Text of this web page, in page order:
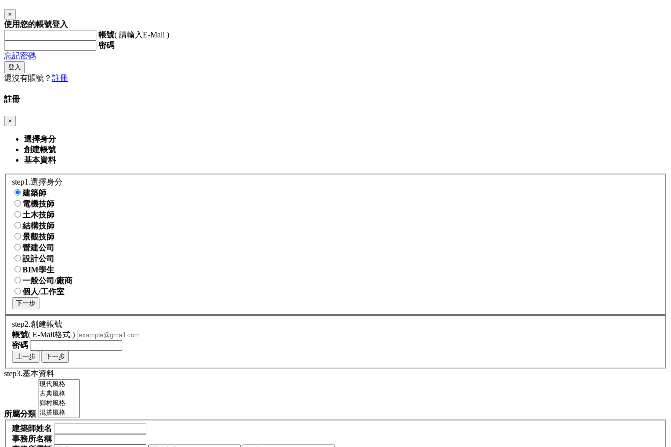
×
使用您的帳號登入
帳號( 請輸入E-Mail )
密碼
忘記密碼
登入
還沒有賬號？ 註冊
註冊
×
選擇身分
創建帳號
基本資料
step1.選擇身分
建築師
電機技師
土木技師
結構技師
景觀技師
營建公司
設計公司
BIM學生
一般公司/廠商
個人/工作室
下一步
step2.創建帳號
帳號( E-Mail格式 )
密碼
上一步 下一步
step3.基本資料
所屬分類
建築師姓名
事務所名稱